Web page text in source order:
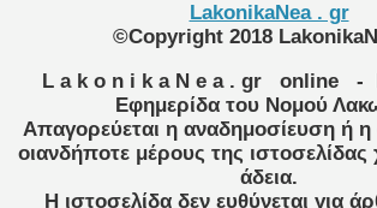
LakonikaNea . gr
©Copyright 2018
L a k o n i k a N e a . gr
online
-
Εφημερίδα του Νομού
Απαγορεύεται η αναδημοσίευση ή
οιανδήποτε μέρους της
άδεια.
Η ιστοσελίδα δεν ευθύνεται για